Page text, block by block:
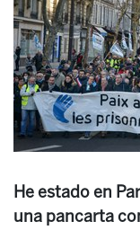
He estado en
una pancarta